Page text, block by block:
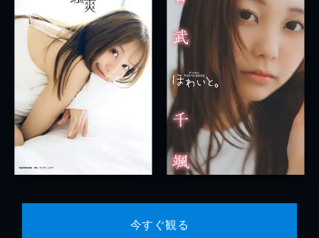
今すぐ観る